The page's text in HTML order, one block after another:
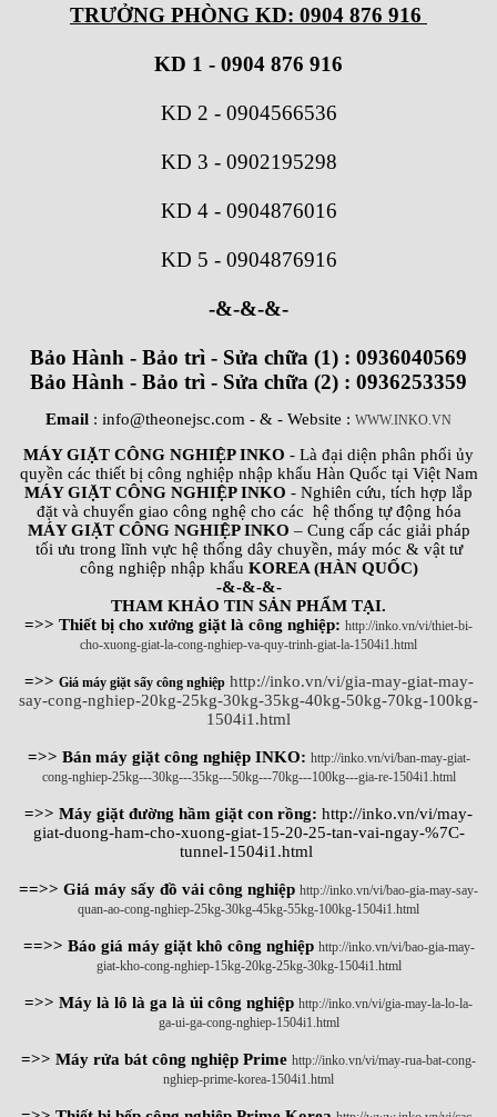
TRƯỞNG PHÒNG KD: 0904 876 916
KD 1 - 0904 876 916
KD 2 - 0904566536
KD 3 - 0902195298
KD 4 - 0904876016
KD 5 - 0904876916
-&-&-&-
Bảo Hành - Bảo trì - Sửa chữa (1) : 0936040569
Bảo Hành - Bảo trì - Sửa chữa (2) : 0936253359
Email : info@theonejsc.com - & - Website : WWW.INKO.VN
MÁY GIẶT CÔNG NGHIỆP INKO - Là đại diện phân phối ủy
quyền các thiết bị công nghiệp nhập khẩu Hàn Quốc tại Việt Nam
MÁY GIẶT CÔNG NGHIỆP INKO - Nghiên cứu, tích hợp lắp
đặt và chuyển giao công nghệ cho các hệ thống tự động hóa
MÁY GIẶT CÔNG NGHIỆP INKO – Cung cấp các giải pháp
tối ưu trong lĩnh vực hệ thống dây chuyền, máy móc & vật tư
công nghiệp nhập khẩu KOREA (HÀN QUỐC)
-&-&-&-
THAM KHẢO TIN SẢN PHẨM TẠI.
=>> Thiết bị cho xưởng giặt là công nghiệp: http://inko.vn/vi/thiet-bi-
cho-xuong-giat-la-cong-nghiep-va-quy-trinh-giat-la-1504i1.html
=>> Giá máy giặt sấy công nghiệp http://inko.vn/vi/gia-may-giat-may-
say-cong-nghiep-20kg-25kg-30kg-35kg-40kg-50kg-70kg-100kg-
1504i1.html
=>> Bán máy giặt công nghiệp INKO: http://inko.vn/vi/ban-may-giat-
cong-nghiep-25kg---30kg---35kg---50kg---70kg---100kg---gia-re-1504i1.html
=>> Máy giặt đường hầm giặt con rồng: http://inko.vn/vi/may-
giat-duong-ham-cho-xuong-giat-15-20-25-tan-vai-ngay-%7C-
tunnel-1504i1.html
==>> Giá máy sấy đồ vải công nghiệp http://inko.vn/vi/bao-gia-may-say-
quan-ao-cong-nghiep-25kg-30kg-45kg-55kg-100kg-1504i1.html
==>> Báo giá máy giặt khô công nghiệp http://inko.vn/vi/bao-gia-may-
giat-kho-cong-nghiep-15kg-20kg-25kg-30kg-1504i1.html
=>> Máy là lô là ga là ủi công nghiệp http://inko.vn/vi/gia-may-la-lo-la-
ga-ui-ga-cong-nghiep-1504i1.html
=>> Máy rửa bát công nghiệp Prime http://inko.vn/vi/may-rua-bat-cong-
nghiep-prime-korea-1504i1.html